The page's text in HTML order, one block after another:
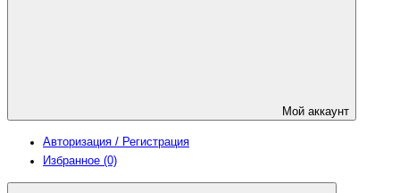
Мой аккаунт
Авторизация / Регистрация
Избранное (0)